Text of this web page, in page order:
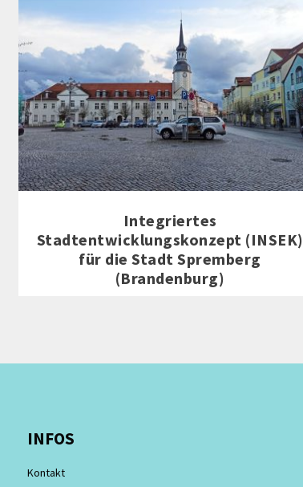
Integriertes
Stadtentwicklungskonzept (INSEK)
für die Stadt Spremberg
(Brandenburg)
INFOS
Kontakt